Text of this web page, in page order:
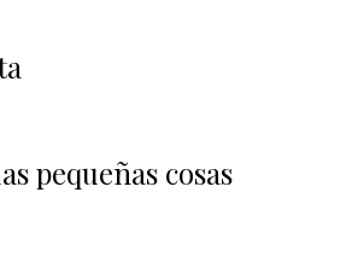
pequeñas cosas